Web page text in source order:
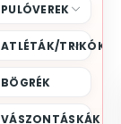
PULÓVEREK
ATLÉTÁK/TRIKÓK
BÖGRÉK
VÁSZONTÁSKÁK